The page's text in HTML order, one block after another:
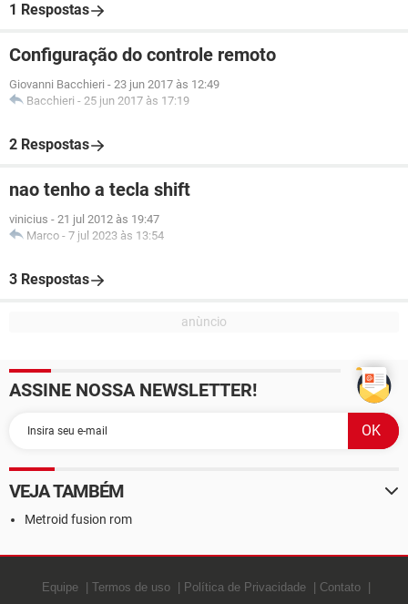
1 Respostas
Configuração do controle remoto
Giovanni Bacchieri - 23 jun 2017 às 12:49
Bacchieri - 25 jun 2017 às 17:19
2 Respostas
nao tenho a tecla shift
vinicius - 21 jul 2012 às 19:47
Marco - 7 jul 2023 às 13:54
3 Respostas
ASSINE NOSSA NEWSLETTER!
VEJA TAMBÉM
Metroid fusion rom
Equipe Termos de uso Política de Privacidade Contato